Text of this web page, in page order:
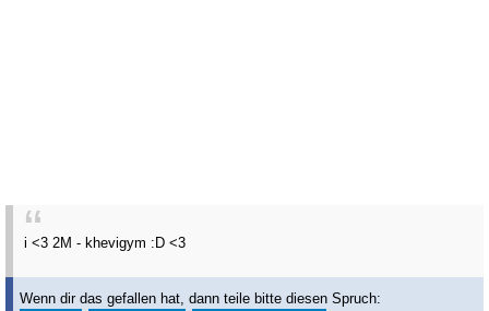
i <3 2M - khevigym :D <3
Wenn dir das gefallen hat, dann teile bitte diesen Spruch: